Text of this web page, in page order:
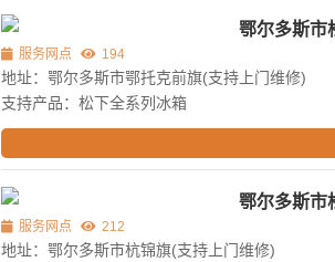
鄂尔多斯市
服务网点 194
地址：鄂尔多斯市鄂托克前旗(支持上门维修)
支持产品：松下全系列冰箱
鄂尔多斯市
服务网点 212
地址：鄂尔多斯市杭锦旗(支持上门维修)